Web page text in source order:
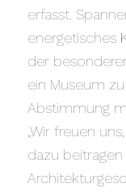
erfasst.
energetisches
der
ein Museum
Abstimmung
„Wir freuen
dazu